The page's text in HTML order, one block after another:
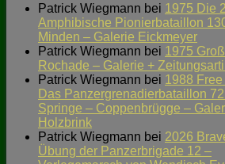
Patrick Wiegmann bei 1975 Die
Amphibische Pionierbataillon
Minden – Galerie Eickmeyer
Patrick Wiegmann bei 1975
Rochade – Galerie +
Patrick Wiegmann bei 1988
Das Panzergrenadierbataillon
Springe – Coppenbrügge –
Holzbrink
Patrick Wiegmann bei 2026
Übung der Panzerbrigade 12 –